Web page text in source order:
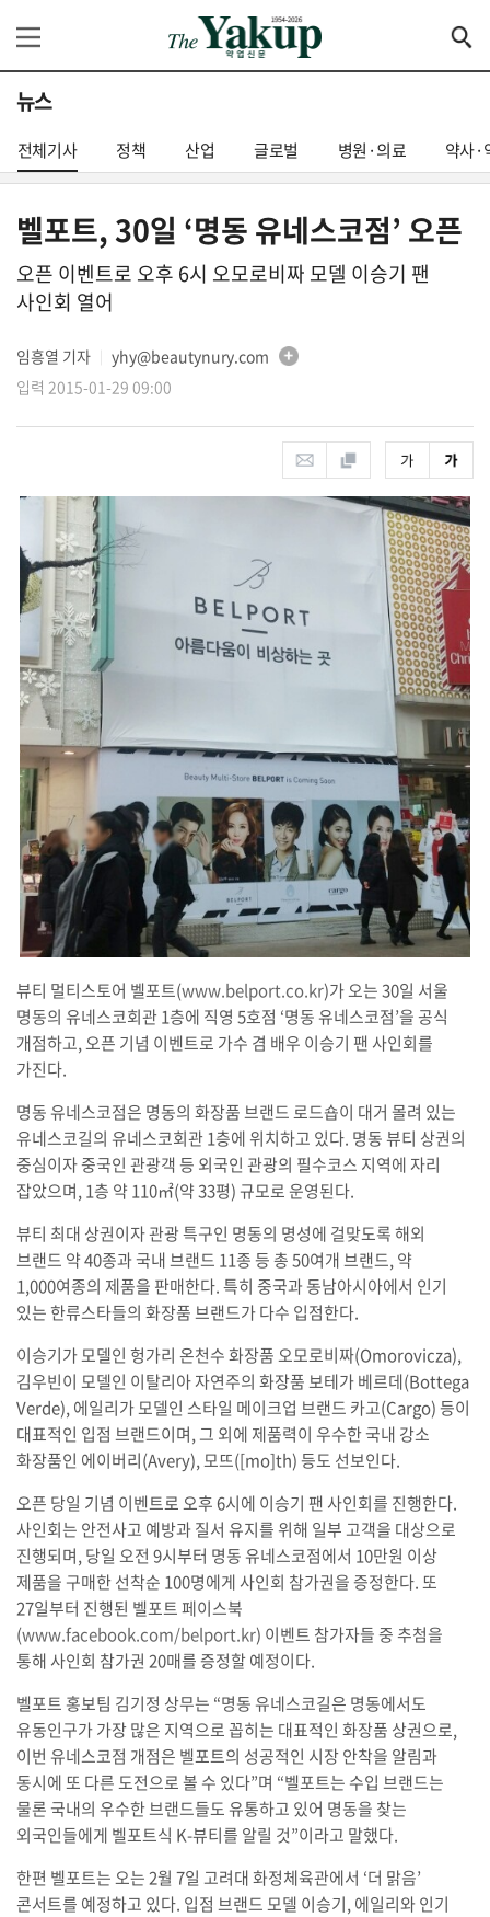
뉴스
전체기사 정책 산업 글로벌 병원·의료 약사·
벨포트, 30일 ‘명동 유네스코점’ 오픈
오픈 이벤트로 오후 6시 오모로비짜 모델 이승기 팬
사인회 열어
임흥열 기자
yhy@beautynury.com
입력 2015-01-29 09:00
뷰티 멀티스토어 벨포트(www.belport.co.kr)가 오는 30일 서울
명동의 유네스코회관 1층에 직영 5호점 ‘명동 유네스코점’을 공식
개점하고, 오픈 기념 이벤트로 가수 겸 배우 이승기 팬 사인회를
가진다.
명동 유네스코점은 명동의 화장품 브랜드 로드숍이 대거 몰려 있는
유네스코길의 유네스코회관 1층에 위치하고 있다. 명동 뷰티 상권의
중심이자 중국인 관광객 등 외국인 관광의 필수코스 지역에 자리
잡았으며, 1층 약 110㎡(약 33평) 규모로 운영된다.
뷰티 최대 상권이자 관광 특구인 명동의 명성에 걸맞도록 해외
브랜드 약 40종과 국내 브랜드 11종 등 총 50여개 브랜드, 약
1,000여종의 제품을 판매한다. 특히 중국과 동남아시아에서 인기
있는 한류스타들의 화장품 브랜드가 다수 입점한다.
이승기가 모델인 헝가리 온천수 화장품 오모로비짜(Omorovicza),
김우빈이 모델인 이탈리아 자연주의 화장품 보테가 베르데(Bottega
Verde), 에일리가 모델인 스타일 메이크업 브랜드 카고(Cargo) 등이
대표적인 입점 브랜드이며, 그 외에 제품력이 우수한 국내 강소
화장품인 에이버리(Avery), 모뜨([mo]th) 등도 선보인다.
오픈 당일 기념 이벤트로 오후 6시에 이승기 팬 사인회를 진행한다.
사인회는 안전사고 예방과 질서 유지를 위해 일부 고객을 대상으로
진행되며, 당일 오전 9시부터 명동 유네스코점에서 10만원 이상
제품을 구매한 선착순 100명에게 사인회 참가권을 증정한다. 또
27일부터 진행된 벨포트 페이스북
(www.facebook.com/belport.kr) 이벤트 참가자들 중 추첨을
통해 사인회 참가권 20매를 증정할 예정이다.
벨포트 홍보팀 김기정 상무는 “명동 유네스코길은 명동에서도
유동인구가 가장 많은 지역으로 꼽히는 대표적인 화장품 상권으로,
이번 유네스코점 개점은 벨포트의 성공적인 시장 안착을 알림과
동시에 또 다른 도전으로 볼 수 있다”며 “벨포트는 수입 브랜드는
물론 국내의 우수한 브랜드들도 유통하고 있어 명동을 찾는
외국인들에게 벨포트식 K-뷰티를 알릴 것”이라고 말했다.
한편 벨포트는 오는 2월 7일 고려대 화정체육관에서 ‘더 맑음’
콘서트를 예정하고 있다. 입점 브랜드 모델 이승기, 에일리와 인기